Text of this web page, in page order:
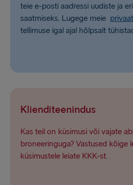
teie e-posti aadressi uudiste ja
saatmiseks. Lugege meie
tellimuse igal ajal hõlpsalt
Klienditeenindus
Kas teil on küsimusi või vajate
broneeringuga? Vastused kõige
küsimustele leiate KKK-st.